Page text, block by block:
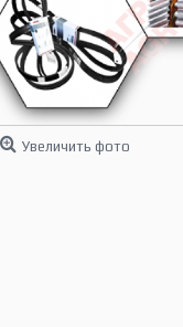
Увеличить фото